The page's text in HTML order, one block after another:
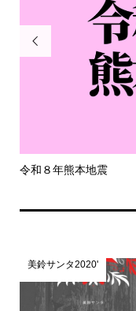

令和８年熊本地震
美鈴サンタ2020'